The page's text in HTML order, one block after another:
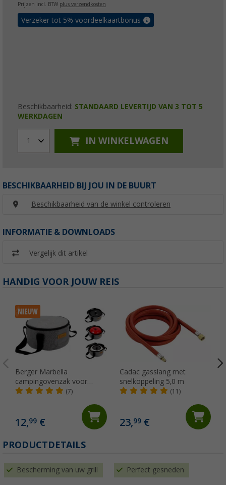
Prijzen incl. BTW plus verzendkosten
Verzeker tot 5% voordeelkaartbonus
Beschikbaarheid: STANDAARD LEVERTIJD VAN 3 TOT 5
WERKDAGEN
1 IN WINKELWAGEN
BESCHIKBAARHEID BIJ JOU IN DE BUURT
Beschikbaarheid van de winkel controleren
INFORMATIE & DOWNLOADS
Vergelijk dit artikel
HANDIG VOOR JOUW REIS
Berger Marbella
campingovenzak voor
Omnia Classic, Maxi, Enders
(7)
12,99 €
Cadac gasslang met
snelkoppeling 5,0 m
(11)
23,99€
PRODUCTDETAILS
Bescherming van uw grill Perfect gesneden